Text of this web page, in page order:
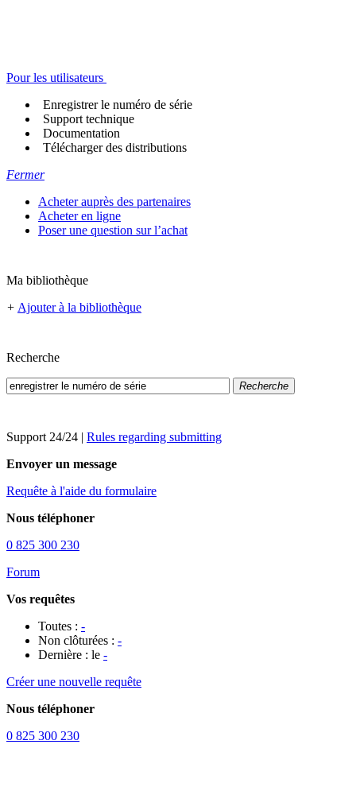
Pour les utilisateurs
Enregistrer le numéro de série
Support technique
Documentation
Télécharger des distributions
Fermer
Acheter auprès des partenaires
Acheter en ligne
Poser une question sur l’achat
Ma bibliothèque
+ Ajouter à la bibliothèque
Recherche
Recherche
Support 24/24 | Rules regarding submitting
Envoyer un message
Requête à l'aide du formulaire
Nous téléphoner
0 825 300 230
Forum
Vos requêtes
Toutes : -
Non clôturées : -
Dernière : le -
Créer une nouvelle requête
Nous téléphoner
0 825 300 230